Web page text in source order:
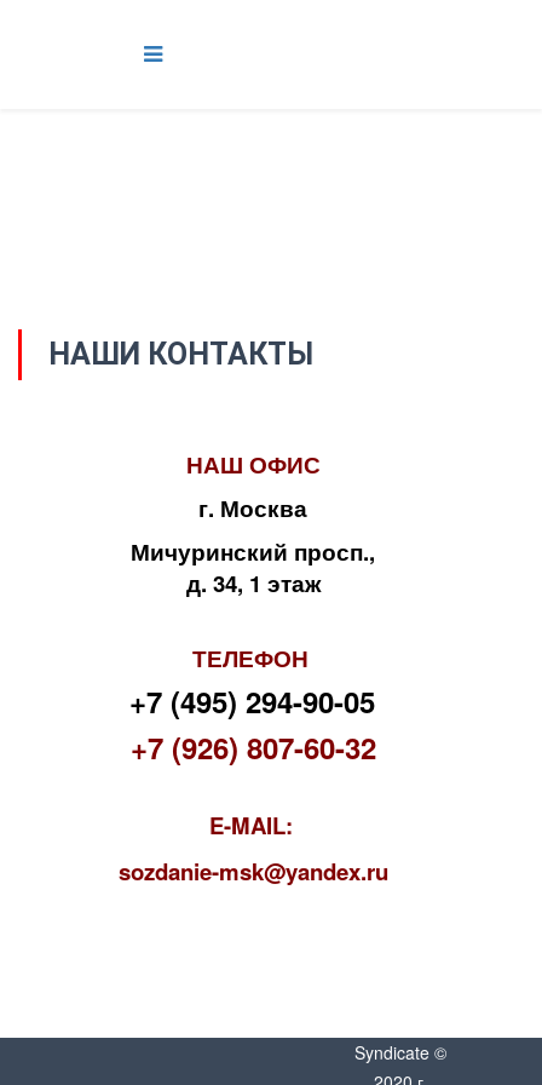
НАШИ КОНТАКТЫ
НАШ ОФИС
г. Москва
Мичуринский просп.,
д. 34, 1 этаж
ТЕЛЕФОН
+7 (495) 294-90-05
+7 (926) 807-60-32
E-MAIL:
sozdanie-msk@yandex.ru
Syndicate ©